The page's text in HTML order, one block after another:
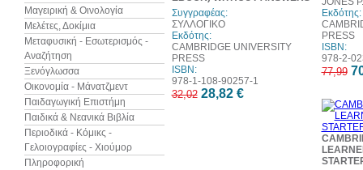
Μαγειρική & Οινολογία
Μελέτες, Δοκίμια
Μεταφυσική - Εσωτερισμός -
Αναζήτηση
Ξενόγλωσσα
Οικονομία - Μάνατζμεντ
Παιδαγωγική Επιστήμη
Παιδικά & Νεανικά Βιβλία
Περιοδικά - Κόμικς -
Γελοιογραφίες - Χιούμορ
Πληροφορική
Συγγραφέας:
ΣΥΛΛΟΓΙΚΟ
Εκδότης:
CAMBRIDGE UNIVERSITY
PRESS
ISBN:
978-1-108-90257-1
32,02 28,82 €
Εκδότης:
PRESS
ISBN:
978-2-
77,99